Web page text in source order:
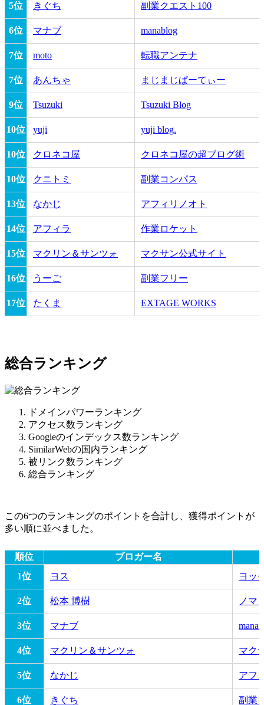
5位 きぐち 副業クエスト100
6位 マナブ manablog
7位 moto 転職アンテナ
7位 あんちゃ まじまじぱーてぃー
9位 Tsuzuki Tsuzuki Blog
10位 yuji yuji blog.
10位 クロネコ屋 クロネコ屋の超ブログ術
10位 クニトミ 副業コンパス
13位 なかじ アフィリノオト
14位 アフィラ 作業ロケット
15位 マクリン＆サンツォ マクサン公式サイト
16位 うーご 副業フリー
17位 たくま EXTAGE WORKS
総合ランキング
ドメインパワーランキング
アクセス数ランキング
Googleのインデックス数ランキング
SimilarWebの国内ランキング
被リンク数ランキング
総合ランキング
この6つのランキングのポイントを合計し、獲得ポイントが
多い順に並べました。
順位
ブロガー名
1位
ヨス ヨッ
2位 松本 博樹 ノマ
3位 マナブ
4位 マクリン＆サンツォ マク
5位 なかじ アフ
6位 きぐち 副業